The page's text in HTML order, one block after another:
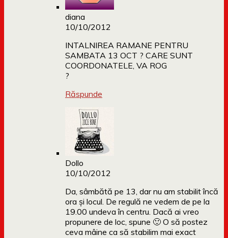
diana
10/10/2012
INTALNIREA RAMANE PENTRU
SAMBATA 13 OCT ? CARE SUNT
COORDONATELE, VA ROG
?
Răspunde
Dollo
10/10/2012
Da, sâmbătă pe 13, dar nu am stabilit încă
ora și locul. De regulă ne vedem de pe la
19.00 undeva în centru. Dacă ai vreo
propunere de loc, spune 🙂 O să postez
ceva mâine ca să stabilim mai exact